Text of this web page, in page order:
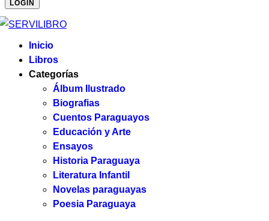
Inicio
Libros
Categorías
Álbum Ilustrado
Biografias
Cuentos Paraguayos
Educación y Arte
Ensayos
Historia Paraguaya
Literatura Infantil
Novelas paraguayas
Poesia Paraguaya